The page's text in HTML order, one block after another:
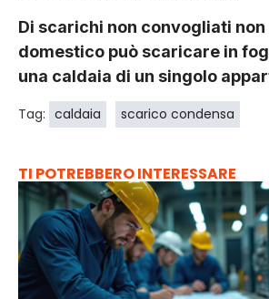
Di scarichi non convogliati
domestico può scaricare in
una caldaia di un singolo
Tag: caldaia scarico condensa
TI POTREBBERO INTERESSARE